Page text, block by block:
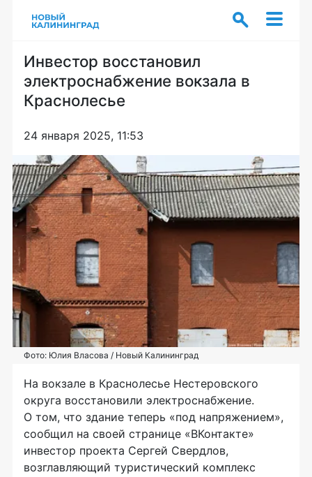
Инвестор восстановил
электроснабжение вокзала в
Краснолесье
24 января 2025, 11:53
Фото: Юлия Власова / Новый Калининград
На вокзале в Краснолесье Нестеровского
округа восстановили электроснабжение.
О том, что здание теперь «под напряжением»,
сообщил на своей странице «ВКонтакте»
инвестор проекта Сергей Свердлов,
возглавляющий туристический комплекс